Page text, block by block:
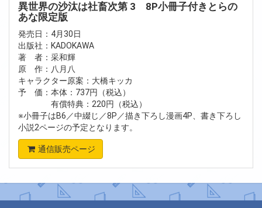
異世界の沙汰は社畜次第 3 8P小冊子付きとらの
あな限定版
発売日：4月30日
出版社：KADOKAWA
著 者：采和輝
原 作：八月八
キャラクター原案：大橋キッカ
予 価：本体：737円（税込）
有償特典：220円（税込）
※小冊子はB6／中綴じ／8P／描き下ろし漫画4P、書き下ろし
小説2ページの予定となります。
通信販売ページ